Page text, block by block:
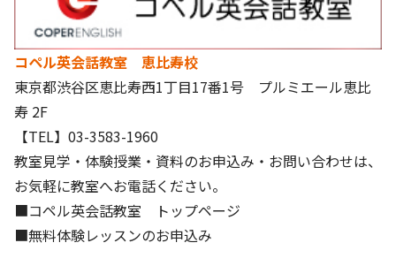
Kyoshin Digital Academy
卓越した安全・安心を目指して
基本方針
安全と安心への取り組み
安全・安心にお通いいただくために
活動報告
お客様相談センター
コペル英会話教室 恵比寿校
東京都渋谷区恵比寿西1丁目17番1号 プルミエール恵比
寿 2F
【TEL】03-3583-1960
教室見学・体験授業・資料のお申込み・お問い合わせは、
お気軽に教室へお電話ください。
■コペル英会話教室 トップページ
■無料体験レッスンのお申込み